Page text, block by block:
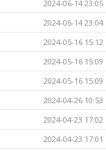
2024-06-14 23:05
2024-06-14 23:04
2024-05-16 15:12
2024-05-16 15:09
2024-05-16 15:09
2024-04-26 10:53
2024-04-23 17:02
2024-04-23 17:01